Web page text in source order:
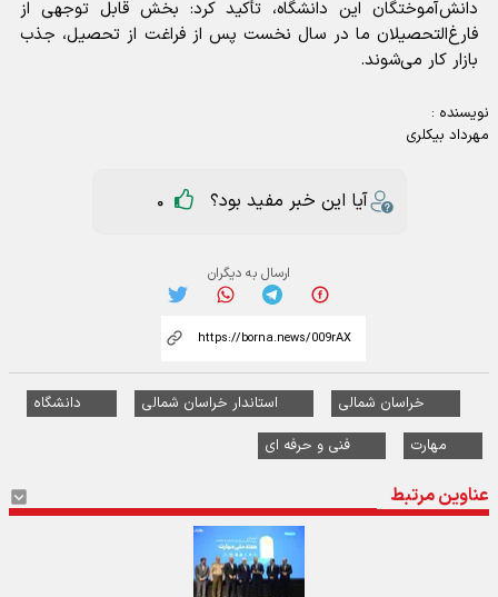
دانش‌آموختگان این دانشگاه، تأکید کرد: بخش قابل توجهی از
فارغ‌التحصیلان ما در سال نخست پس از فراغت از تحصیل، جذب
بازار کار می‌شوند.
نویسنده :
مهرداد بیکلری
آیا این خبر مفید بود؟ 0
ارسال به دیگران
خراسان شمالی استاندار خراسان شمالی
دانشگاه
مهارت
فنی و حرفه ای
عناوین مرتبط